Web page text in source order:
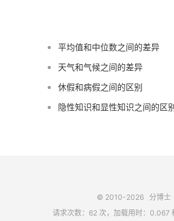
平均值和中位数之间的差异
天气和气候之间的差异
休假和病假之间的区别
隐性知识和显性知识之间的区
© 2010-2026 分博士
请求次数：62 次，加载用时：0.067